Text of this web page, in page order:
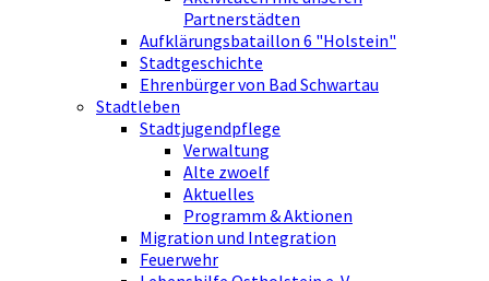
Partnerstädten
Aufklärungsbataillon 6 "Holstein"
Stadtgeschichte
Ehrenbürger von Bad Schwartau
Stadtleben
Stadtjugendpflege
Verwaltung
Alte zwoelf
Aktuelles
Programm & Aktionen
Migration und Integration
Feuerwehr